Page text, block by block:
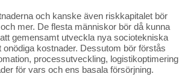
och kanske även riskkapitalet bör
mer. De flesta människor bör då kunna
gemensamt utveckla nya sociotekniska
kostnader. Dessutom bör förstås
processutveckling, logistikoptimering
för vars och ens basala försörjning.